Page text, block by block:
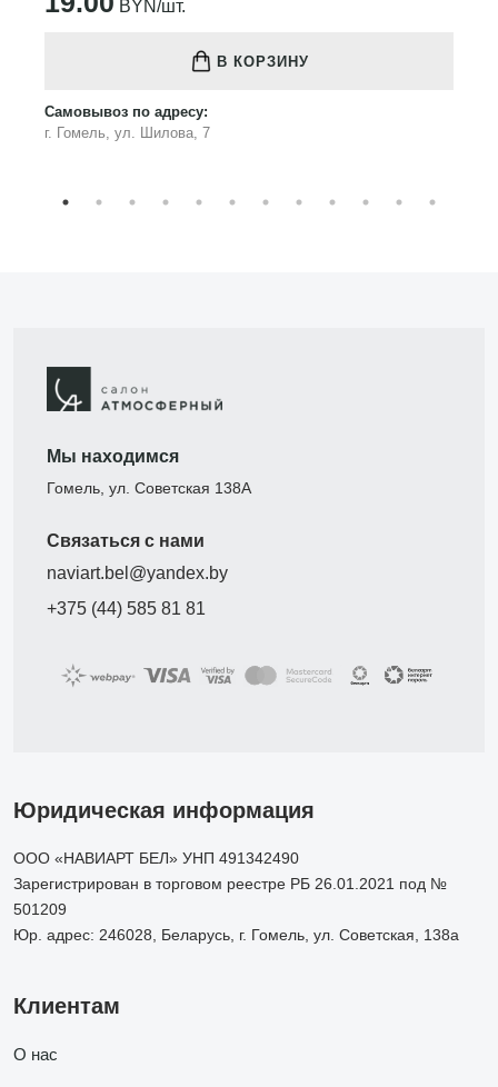
BYN/шт.
В КОРЗИНУ
Самовывоз по адресу:
г. Гомель, ул. Шилова, 7
Мы находимся
Гомель, ул. Советская 138А
Связаться с нами
naviart.bel@yandex.by
+375 (44) 585 81 81
Юридическая информация
ООО «НАВИАРТ БЕЛ» УНП 491342490
Зарегистрирован в торговом реестре РБ 26.01.2021 под №
501209
Юр. адрес: 246028, Беларусь, г. Гомель, ул. Советская, 138а
Клиентам
О нас